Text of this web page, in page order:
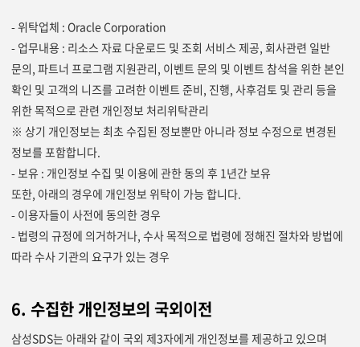
- 위탁업체 : Oracle Corporation
- 업무내용 : 리소스 자료 다운로드 및 조회 서비스 제공, 회사관련 일반
문의, 파트너 프로그램 지원관리, 이벤트 문의 및 이벤트 참석을 위한 본인
확인 및 고객의 니즈를 고려한 이벤트 준비, 진행, 사후검토 및 관리 등을
위한 목적으로 관련 개인정보 처리위탁관리
※ 상기 개인정보는 최초 수집된 정보뿐만 아니라 정보 수정으로 변경된
정보를 포함합니다.
- 보유 : 개인정보 수집 및 이용에 관한 동의 후 1년간 보유
또한, 아래의 경우에 개인정보 위탁이 가능 합니다.
- 이용자들이 사전에 동의한 경우
- 법령의 규정에 의거하거나, 수사 목적으로 법령에 정해진 절차와 방법에
따라 수사 기관의 요구가 있는 경우
6. 수집한 개인정보의 국외이전
삼성SDS는 아래와 같이 국외 제3자에게 개인정보를 제공하고 있으며